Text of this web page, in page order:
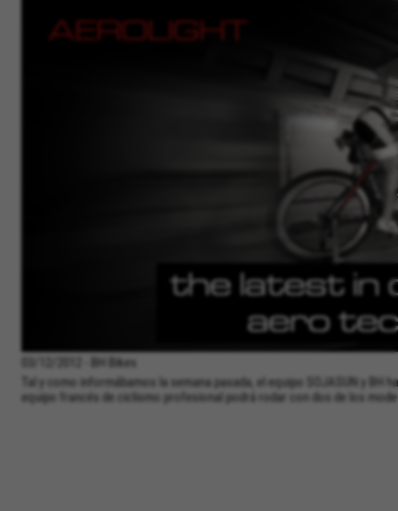
03/12/2012 - BH Bikes
Tal y como informábamos la semana pasada, el equipo SOJASUN y
equipo francés de ciclismo profesional podrá rodar con dos de los